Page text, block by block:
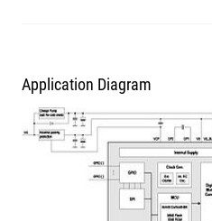
Application Diagram